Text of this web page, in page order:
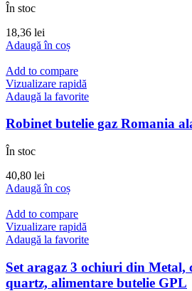
În stoc
18,36 lei
Adaugă în coș
Add to compare
Vizualizare rapidă
Adaugă la favorite
Robinet butelie gaz Romania
În stoc
40,80 lei
Adaugă în coș
Add to compare
Vizualizare rapidă
Adaugă la favorite
Set aragaz 3 ochiuri din Metal,
quartz, alimentare butelie GPL